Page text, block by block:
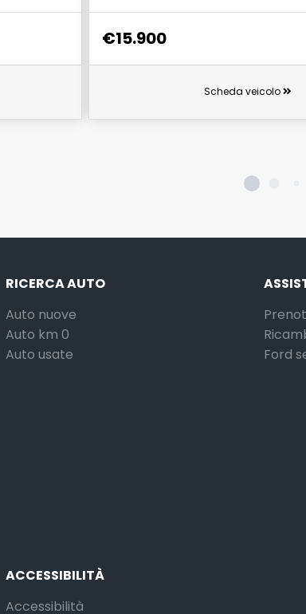
€15.900
Scheda veicolo
RICERCA AUTO
Auto nuove
Auto km 0
Auto usate
Ford
ACCESSIBILITÀ
Accessibilità